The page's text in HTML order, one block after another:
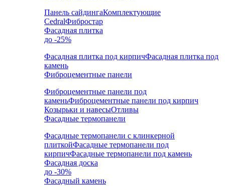
Панель сайдингаКомплектующие
CedralФибростар
Фасадная плитка
до -25%
Фасадная плитка под кирпичФасадная плитка под
камень
Фиброцементные панели
Фиброцементные панели под
каменьФиброцементные панели под кирпич
Козырьки и навесыОтливы
Фасадные термопанели
Фасадные термопанели с клинкерной
плиткойФасадные термопанели под
кирпичФасадные термопанели под камень
Фасадная доска
до -30%
Фасадный камень